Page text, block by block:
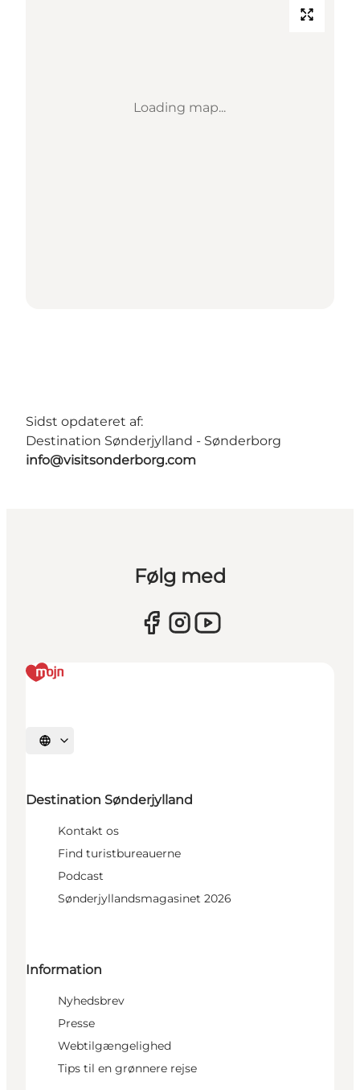
Loading map...
Sidst opdateret af:
Destination Sønderjylland - Sønderborg
info@visitsonderborg.com
Følg med
Vælg sprog
Destination Sønderjylland
Kontakt os
Find turistbureauerne
Podcast
Sønderjyllandsmagasinet 2026
Information
Nyhedsbrev
Presse
Webtilgængelighed
Tips til en grønnere rejse